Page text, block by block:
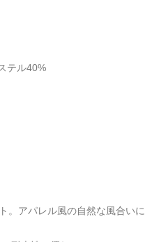
テル40%
。アパレル風の自然な風合いに